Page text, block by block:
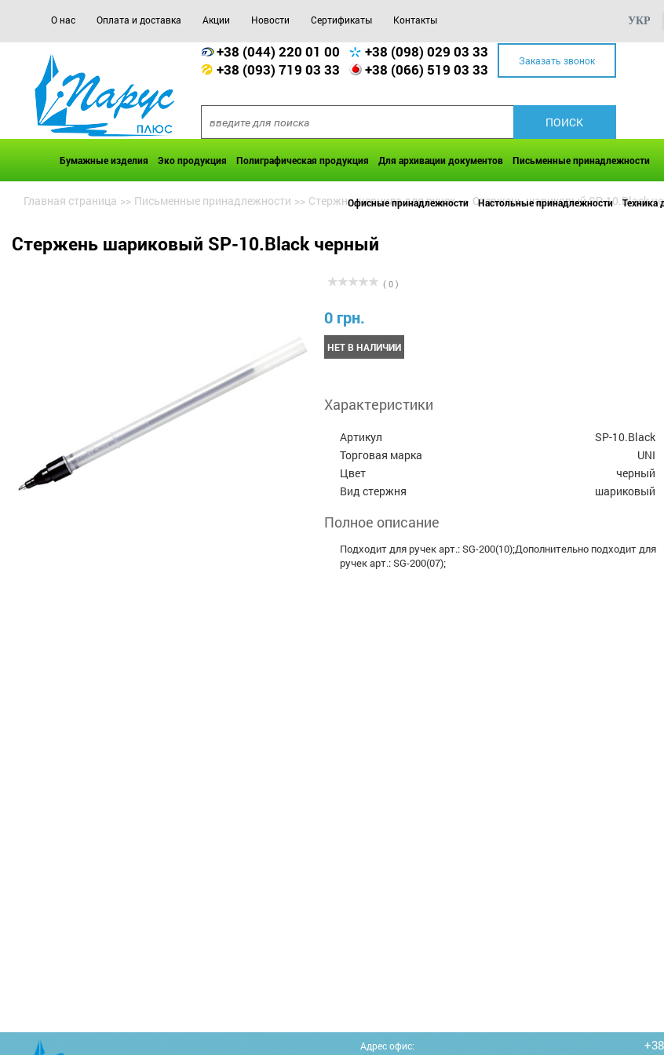
О нас Оплата и доставка Акции Новости Сертификаты Контакты УКР
+38 (044) 220 01 00
+38 (098) 029 03 33
+38 (093) 719 03 33
+38 (066) 519 03 33 Заказать звонок
Бумажные изделия Эко продукция Полиграфическая продукция Для архивации документов Письменные принадлежности
Офисные принадлежности Настольные принадлежности Техника
Главная страница >> Письменные принадлежности >> Стержни, чернила для ручек >> Стержень шариковый SP-10.Black
Стержень шариковый SP-10.Black черный
( 0 )
0 грн.
НЕТ В НАЛИЧИИ
Характеристики
Артикул
SP-10.Black
Торговая марка
UNI
Цвет
черный
Вид стержня
шариковый
Полное описание
Подходит для ручек арт.: SG-200(10);Дополнительно подходит для
ручек арт.: SG-200(07);
Адрес офис: